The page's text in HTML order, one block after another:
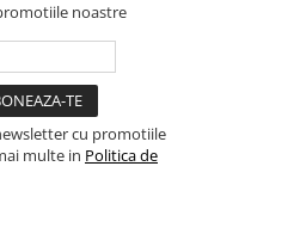
noastre
cu promotiile
multe in Politica de